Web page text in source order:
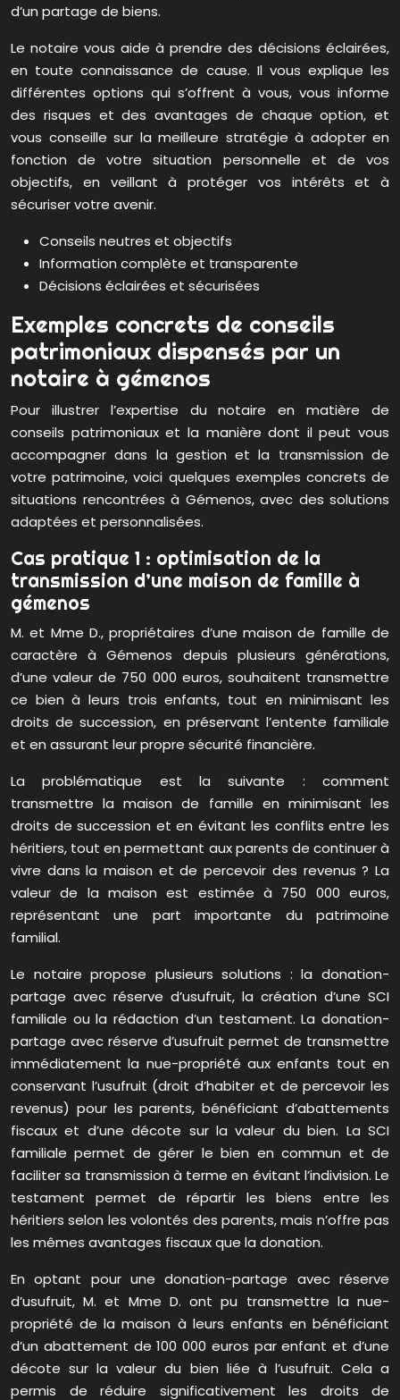
d’un partage de biens.
Le notaire vous aide à prendre des décisions éclairées,
en toute connaissance de cause. Il vous explique les
différentes options qui s’offrent à vous, vous informe
des risques et des avantages de chaque option, et
vous conseille sur la meilleure stratégie à adopter en
fonction de votre situation personnelle et de vos
objectifs, en veillant à protéger vos intérêts et à
sécuriser votre avenir.
Conseils neutres et objectifs
Information complète et transparente
Décisions éclairées et sécurisées
Exemples concrets de conseils
patrimoniaux dispensés par un
notaire à gémenos
Pour illustrer l’expertise du notaire en matière de
conseils patrimoniaux et la manière dont il peut vous
accompagner dans la gestion et la transmission de
votre patrimoine, voici quelques exemples concrets de
situations rencontrées à Gémenos, avec des solutions
adaptées et personnalisées.
Cas pratique 1 : optimisation de la
transmission d’une maison de famille à
gémenos
M. et Mme D., propriétaires d’une maison de famille de
caractère à Gémenos depuis plusieurs générations,
d’une valeur de 750 000 euros, souhaitent transmettre
ce bien à leurs trois enfants, tout en minimisant les
droits de succession, en préservant l’entente familiale
et en assurant leur propre sécurité financière.
La problématique est la suivante : comment
transmettre la maison de famille en minimisant les
droits de succession et en évitant les conflits entre les
héritiers, tout en permettant aux parents de continuer à
vivre dans la maison et de percevoir des revenus ? La
valeur de la maison est estimée à 750 000 euros,
représentant une part importante du patrimoine
familial.
Le notaire propose plusieurs solutions : la donation-
partage avec réserve d’usufruit, la création d’une SCI
familiale ou la rédaction d’un testament. La donation-
partage avec réserve d’usufruit permet de transmettre
immédiatement la nue-propriété aux enfants tout en
conservant l’usufruit (droit d’habiter et de percevoir les
revenus) pour les parents, bénéficiant d’abattements
fiscaux et d’une décote sur la valeur du bien. La SCI
familiale permet de gérer le bien en commun et de
faciliter sa transmission à terme en évitant l’indivision. Le
testament permet de répartir les biens entre les
héritiers selon les volontés des parents, mais n’offre pas
les mêmes avantages fiscaux que la donation.
En optant pour une donation-partage avec réserve
d’usufruit, M. et Mme D. ont pu transmettre la nue-
propriété de la maison à leurs enfants en bénéficiant
d’un abattement de 100 000 euros par enfant et d’une
décote sur la valeur du bien liée à l’usufruit. Cela a
permis de réduire significativement les droits de